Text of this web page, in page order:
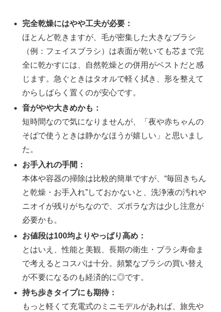
完全乾燥にはやや工夫が必要：
ほとんど乾きますが、毛が密集した大きなブラシ
（例：フェイスブラシ）は表面が乾いても芯まで完
全に乾かすには、自然乾燥との併用がベストだと感
じます。急ぐときはタオルで軽く拭き、形を整えて
からしばらく置くのが安心です。
音がやや大きめかも：
短時間なので気になりませんが、「夜や赤ちゃんの
そばで使うときは静かなほうが嬉しい」と思いまし
た。
お手入れの手間：
本体や容器の掃除は比較的簡単ですが、“毎回きちん
と乾燥・お手入れ”しておかないと、洗浄液の汚れや
ニオイが残りがちなので、ズボラな方は少し注意が
必要かも。
お値段は100均よりやっぱり高め：
とはいえ、性能と美観、長期の衛生・ブラシ寿命ま
で考えるとコスパは十分。頻繁なブラシの買い替え
が不要になるのも経済的に◎です。
持ち歩きタイプにも期待：
もっと軽くて充電式のミニモデルがあれば、旅先や